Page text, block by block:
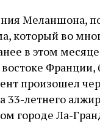
Меланшона,
который во
в этом
произошел
33-летнего
городе Ла-